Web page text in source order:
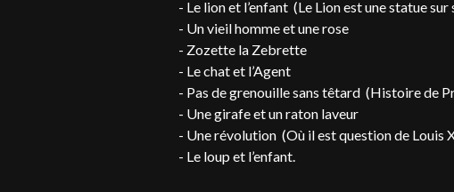
- Le lion et l’enfant (Le Lion est une statue sur
- Un vieil homme et une rose
- Zozette la Zebrette
- Le chat et l’Agent
- Pas de grenouille sans têtard (Histoire de
- Une girafe et un raton laveur
- Une révolution (Où il est question de Louis
- Le loup et l’enfant.